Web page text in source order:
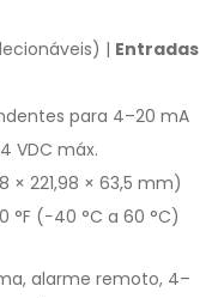
| Entradas
para 4–20 mA
VDC máx.
× 221,98 × 63,5 mm)
°F (−40 °C a 60 °C)
alarme remoto, 4–